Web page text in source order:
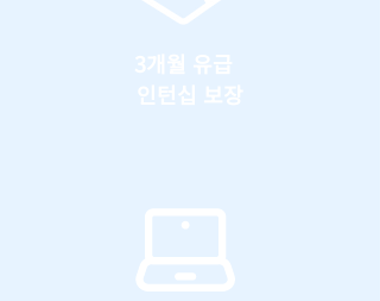
3개월 유급
인턴십 보장